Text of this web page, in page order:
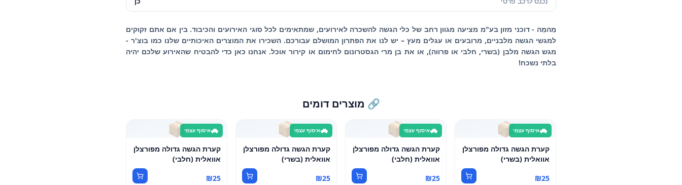
מֵהמֵה - דוכני מזון בע"מ מציעה מגוון רחב של כלי הגשה להשכרה לאירועים, שמתאימים לכל סוגי האירועים והכיבוד. בין אם אתם זקוקים
למגשי הגשה מלבניים, מרובעים או עגלים מעץ – יש לנו את הפתרון המושלם עבורכם. השכירו את המוצרים האיכותיים שלנו כמו בוצ'ר -
מגש הגשה מלבן (בשרי, חלבי או פרווה), או את בן מרי הגסטרונום לחימום או קירור אוכל. אנחנו כאן כדי להבטיח שהאירוע שלכם יהיה
בלתי נשכח!
🔗 מוצרים דומים
📦איסוף עצמי
קערת הגשה גדולה מפורצלן
אוואלית (בשרי)
₪25
📦איסוף עצמי
קערת הגשה גדולה מפורצלן
אוואלית (חלבי)
₪25
📦איסוף עצמי
קערת הגשה גדולה מפורצלן
אוואלית (בשרי)
₪25
📦איסוף עצמי
קערת הגשה גדולה מפורצלן
אוואלית (חלבי)
₪25